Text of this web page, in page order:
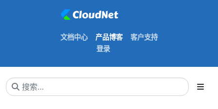
文档中心 产品博客
客户支持
登录